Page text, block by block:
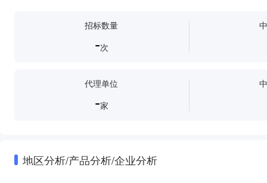
招标数量
-次
代理单位
-家
地区分析/产品分析/企业分析